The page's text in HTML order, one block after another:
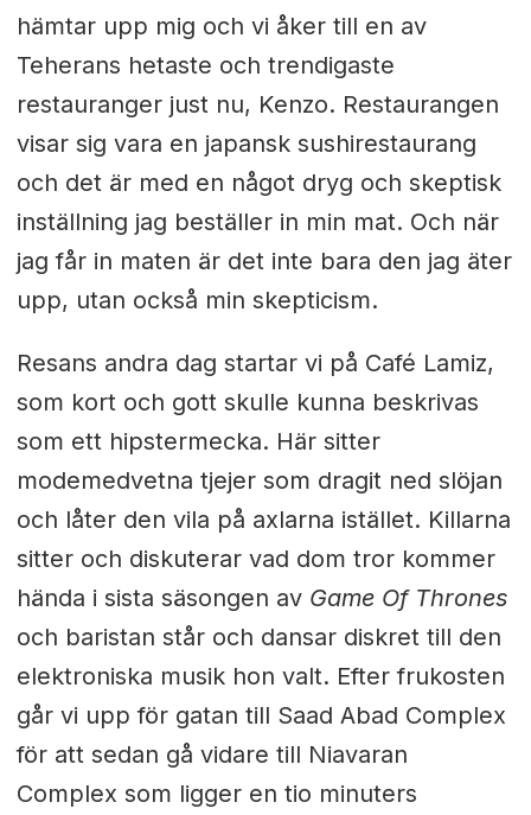
hämtar upp mig och vi åker till en av
Teherans hetaste och trendigaste
restauranger just nu, Kenzo. Restaurangen
visar sig vara en japansk sushirestaurang
och det är med en något dryg och skeptisk
inställning jag beställer in min mat. Och när
jag får in maten är det inte bara den jag äter
upp, utan också min skepticism.
Resans andra dag startar vi på Café Lamiz,
som kort och gott skulle kunna beskrivas
som ett hipstermecka. Här sitter
modemedvetna tjejer som dragit ned slöjan
och låter den vila på axlarna istället. Killarna
sitter och diskuterar vad dom tror kommer
hända i sista säsongen av Game Of Thrones
och baristan står och dansar diskret till den
elektroniska musik hon valt. Efter frukosten
går vi upp för gatan till Saad Abad Complex
för att sedan gå vidare till Niavaran
Complex som ligger en tio minuters